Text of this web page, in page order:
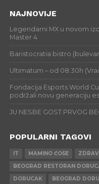
NAJNOVIJE
Legendarni MX u novom
Master 4
Baristocratia bistro
Ultimatum – od 08:30h
Fondacija Esports World
podržali novu generaciju
JU NESBE GOST PRVOG
POPULARNI TAGOVI
IT MAMINO ĆOŠE
BEOGRAD RESTORAN
DORUCAK
BEOGRAD